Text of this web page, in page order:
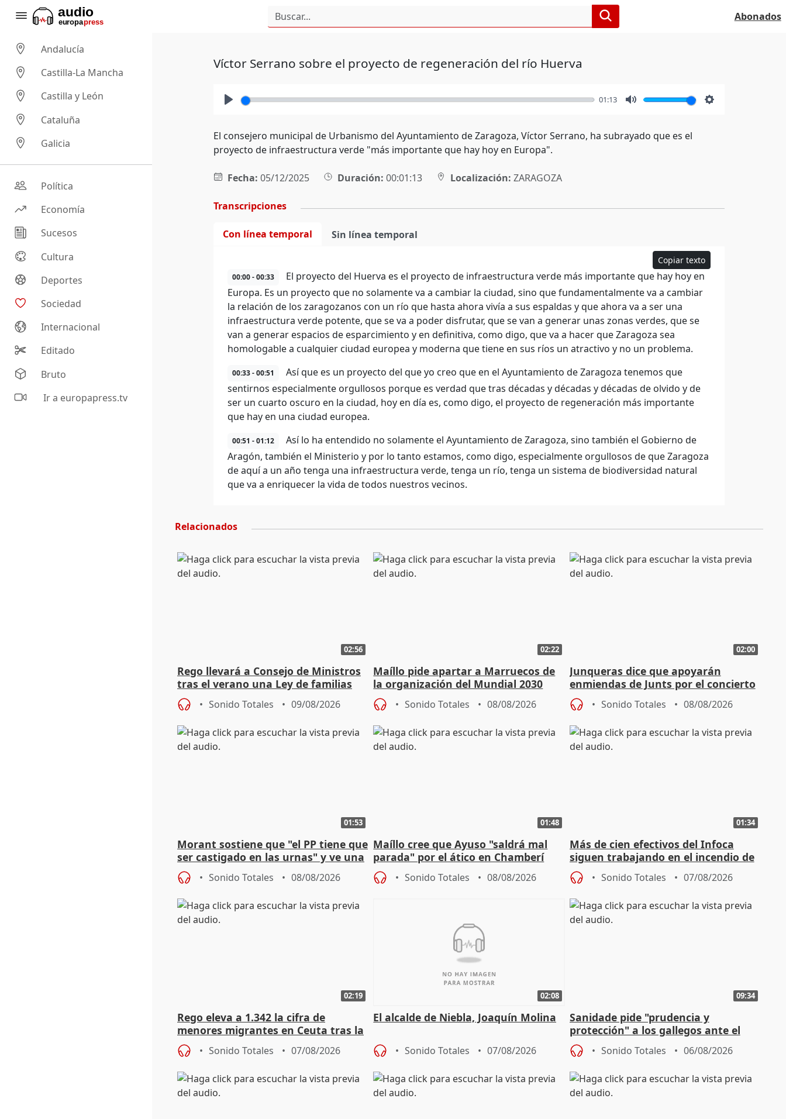
Abonados
Andalucía
Castilla-La Mancha
Castilla y León
Cataluña
Galicia
Política
Economía
Sucesos
Cultura
Deportes
Sociedad
Internacional
Editado
Bruto
Ir a europapress.tv
Víctor Serrano sobre el proyecto de regeneración del río Huerva
01:13
El consejero municipal de Urbanismo del Ayuntamiento de Zaragoza, Víctor Serrano, ha subrayado que es el
proyecto de infraestructura verde "más importante que hay hoy en Europa".
Fecha: 05/12/2025 Duración: 00:01:13 Localización: ZARAGOZA
Transcripciones
Con línea temporal Sin línea temporal
Copiar texto
00:00 - 00:33
El proyecto del Huerva es el proyecto de infraestructura verde más importante que hay hoy en
Europa. Es un proyecto que no solamente va a cambiar la ciudad, sino que fundamentalmente va a cambiar
la relación de los zaragozanos con un río que hasta ahora vivía a sus espaldas y que ahora va a ser una
infraestructura verde potente, que se va a poder disfrutar, que se van a generar unas zonas verdes, que se
van a generar espacios de esparcimiento y en definitiva, como digo, que va a hacer que Zaragoza sea
homologable a cualquier ciudad europea y moderna que tiene en sus ríos un atractivo y no un problema.
00:33 - 00:51
Así que es un proyecto del que yo creo que en el Ayuntamiento de Zaragoza tenemos que
sentirnos especialmente orgullosos porque es verdad que tras décadas y décadas y décadas de olvido y de
ser un cuarto oscuro en la ciudad, hoy en día es, como digo, el proyecto de regeneración más importante
que hay en una ciudad europea.
00:51 - 01:12
Así lo ha entendido no solamente el Ayuntamiento de Zaragoza, sino también el Gobierno de
Aragón, también el Ministerio y por lo tanto estamos, como digo, especialmente orgullosos de que Zaragoza
de aquí a un año tenga una infraestructura verde, tenga un río, tenga un sistema de biodiversidad natural
que va a enriquecer la vida de todos nuestros vecinos.
Relacionados
02:56
Rego llevará a Consejo de Ministros
tras el verano una Ley de familias
acogedoras
Sonido Totales 09/08/2026
02:22
Maíllo pide apartar a Marruecos de
la organización del Mundial 2030
Sonido Totales 08/08/2026
02:00
Junqueras dice que apoyarán
enmiendas de Junts por el concierto
en el trámite de financiación
Sonido Totales 08/08/2026
01:53
Morant sostiene que "el PP tiene que
ser castigado en las urnas" y ve una
"pulsión de cambio"
Sonido Totales 08/08/2026
01:48
Maíllo cree que Ayuso "saldrá mal
parada" por el ático en Chamberí
Sonido Totales 08/08/2026
01:34
Más de cien efectivos del Infoca
siguen trabajando en el incendio de
Niebla (Huelva)
Sonido Totales 07/08/2026
02:19
Rego eleva a 1.342 la cifra de
menores migrantes en Ceuta tras la
entrada masiva
Sonido Totales 07/08/2026
02:08
El alcalde de Niebla, Joaquín Molina
Sonido Totales 07/08/2026
09:34
Sanidade pide "prudencia y
protección" a los gallegos ante el
eclipse del 12 de agosto
Sonido Totales 06/08/2026